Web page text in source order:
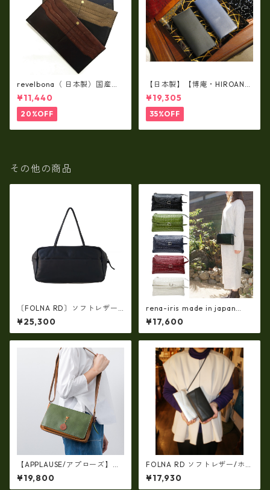
revelbona（ 日本製）国産牛
革製・お札入れ ロングウォ
レット rl-001
¥11,440
20%OFF
【日本製】【博庵・HIROAN】
最高級牛革（ボーテッド）札
入れ・長財布 ha-21535
¥19,305
35%OFF
その他の商品
〔FOLNA RD〕ソフトレザー
横型ワイドボストンバッグ・f
o-083306
¥25,300
rena-iris made in japan
【日本製】牛革製品・エナメ
ルクロコ・お財布ショルダー
（横型・三層式）ir-666-a
¥17,600
【APPLAUSE/アプローズ】レ
ザー コンビ リーフショルダ
ー（日本製）ap-5010
¥19,800
FOLNA RD ソフトレザー/ホイ
ルレザー エンべロープ 長財
布 fo-2993901
¥17,930